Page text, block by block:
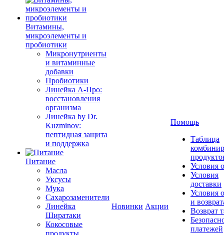
Витамины,
микроэлементы и
пробиотики
Микронутриенты
и витаминные
добавки
Пробиотики
Линейка А-Про:
восстановления
организма
Линейка by Dr.
Kuzminov:
пептидная защита
и поддержка
Питание
Масла
Уксусы
Мука
Сахарозаменители
Линейка
Ширатаки
Кокосовые
продукты
Новинки Акции
Помощь
Таблица
Условия
Условия
доставки
Условия
и
Возврат
платежей